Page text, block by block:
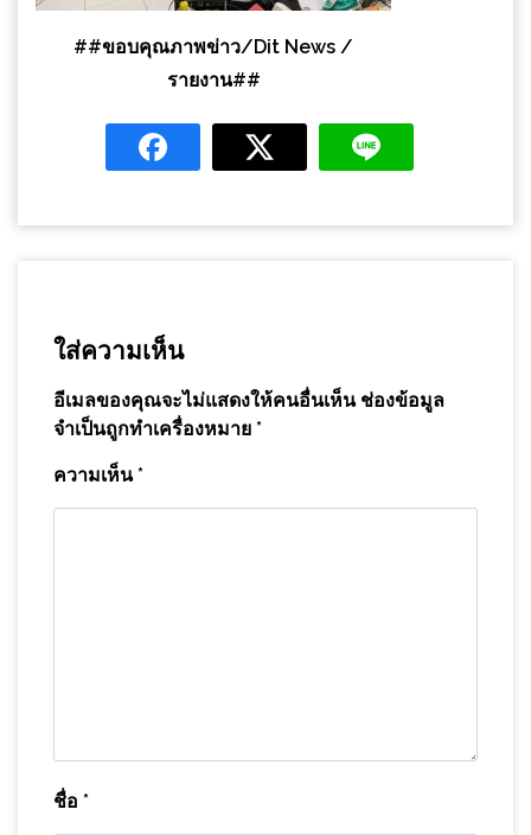
##ขอบคุณภาพข่าว/Dit News /
รายงาน##
ใส่ความเห็น
อีเมลของคุณจะไม่แสดงให้คนอื่นเห็น ช่องข้อมูล
จำเป็นถูกทำเครื่องหมาย *
ความเห็น*
ชื่อ *